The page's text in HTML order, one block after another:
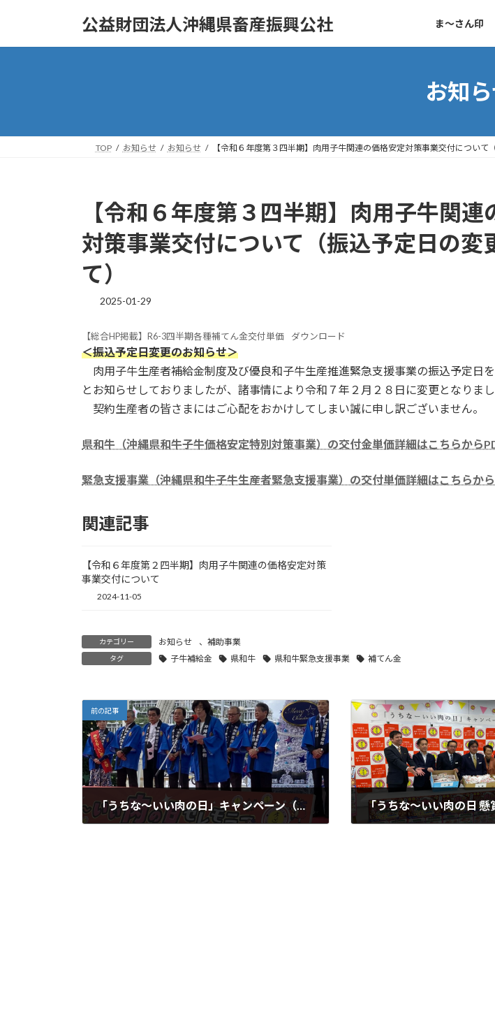
公益財団法人沖縄県畜産振興公社 ま～さん印
お知
TOP お知らせ お知らせ 【令和６年度第３四半期】肉用子牛関連の価格安定対策事業交付について
【令和６年度第３四半期】肉用子牛関連
対策事業交付について（振込予定日の変
て）
2025-01-29
【総合HP掲載】R6-3四半期各種補てん金交付単価 ダウンロード
＜振込予定日変更のお知らせ＞
肉用子牛生産者補給金制度及び優良和子牛生産推進緊急支援事業の振込予定日
とお知らせしておりましたが、諸事情により令和７年２月２８日に変更となりまし
契約生産者の皆さまにはご心配をおかけしてしまい誠に申し訳ございません。
県和牛（沖縄県和牛子牛価格安定特別対策事業）の交付金単価詳細はこちらから
緊急支援事業（沖縄県和牛子牛生産者緊急支援事業）の交付単価詳細はこちらか
関連記事
【令和６年度第２四半期】肉用子牛関連の価格安定対策
事業交付について
2024-11-05
カテゴリー お知らせ 、 補助事業
タグ 子牛補給金 県和牛 県和牛緊急支援事業 補てん金
前の記事
「うちな～いい肉の日」キャンペーン（セレモニー＆特別販売会）実施報告